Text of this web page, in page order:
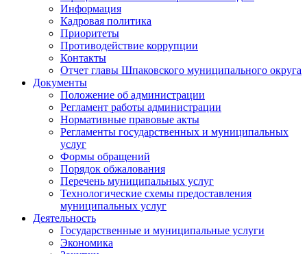
Информация
Кадровая политика
Приоритеты
Противодействие коррупции
Контакты
Отчет главы Шпаковского муниципального округа
Документы
Положение об администрации
Регламент работы администрации
Нормативные правовые акты
Регламенты государственных и муниципальных
услуг
Формы обращений
Порядок обжалования
Перечень муниципальных услуг
Технологические схемы предоставления
муниципальных услуг
Деятельность
Государственные и муниципальные услуги
Экономика